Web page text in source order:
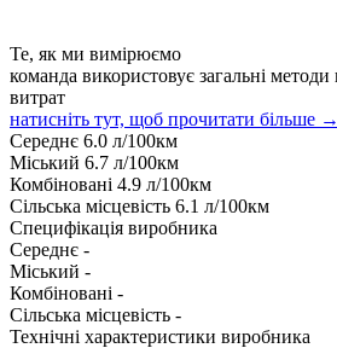
Те, як ми вимірюємо
команда використовує загальні
витрат
натисніть тут, щоб прочитати більше →
Середнє 6.0 л/100км
Міський 6.7 л/100км
Комбіновані 4.9 л/100км
Сільська місцевість 6.1 л/100км
Специфікація виробника
Середнє -
Міський -
Комбіновані -
Сільська місцевість -
Технічні характеристики виробника